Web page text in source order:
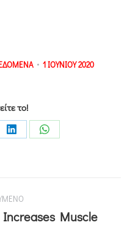
1 ΙΟΥΝΙΟΥ 2020
το!
Muscle